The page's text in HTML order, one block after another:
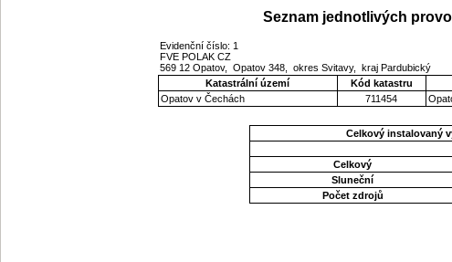
Seznam jednotlivých
Evidenční číslo: 1
FVE POLAK CZ
569 12 Opatov, Opatov 348, okres Svitavy, kraj Pardubický
Katastrální území
Kód katastru
Opatov v Čechách
711454
Celkový instalovaný
Celkový
Sluneční
Počet zdrojů